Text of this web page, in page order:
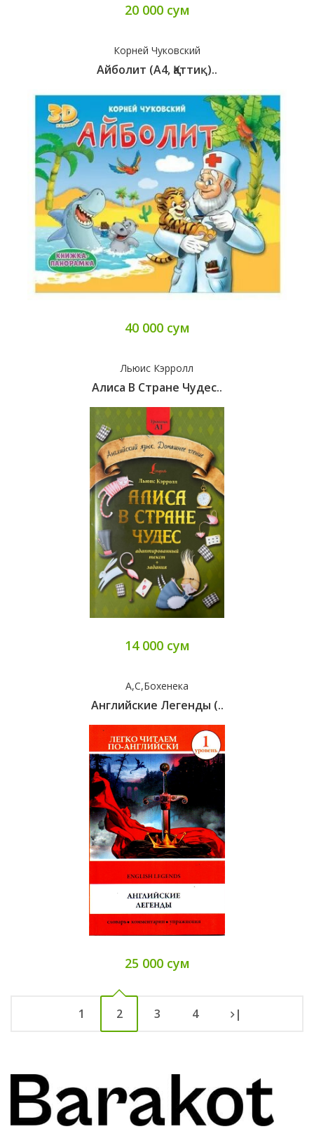
20 000 сум
Корней Чуковский
Айболит (А4, Қаттиқ)..
40 000 сум
Льюис Кэрролл
Алиса В Стране Чудес..
14 000 сум
А,С,Бохенека
Английские Легенды (..
25 000 сум
1 2 3 4 |